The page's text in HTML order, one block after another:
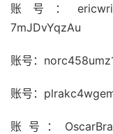
账号：
7mJDvYqzAu
账号：
账号：
账号：